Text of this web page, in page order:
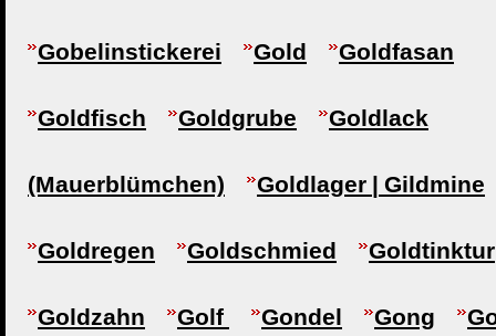
Gobelinstickerei Gold Goldfasan
Goldfisch Goldgrube Goldlack
(Mauerblümchen) Goldlager | Gildmine
Goldregen Goldschmied Goldtinktur
Goldzahn Golf Gondel Gong